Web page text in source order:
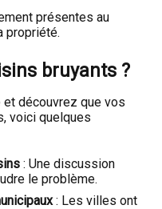
présentes au
propriété.
bruyants ?
découvrez que vos
voici quelques
: Une discussion
le problème.
: Les villes ont